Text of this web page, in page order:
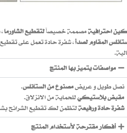
احترافيةمصممة خصيصاًلتقطيع الشاورما
المقاوم لصدأ، شفرة حادة تعمل على
مواصفات يتميز بها المنتج
نصل طويل و عريضمصنوع من الستانلس.
مقبض بلاستيكيللحماية من الانزلاق.
شفرة حادة ورفيعةلتظمن لك تقطيع الشرائح
أفكار مقترحة لأستخدام المنتج